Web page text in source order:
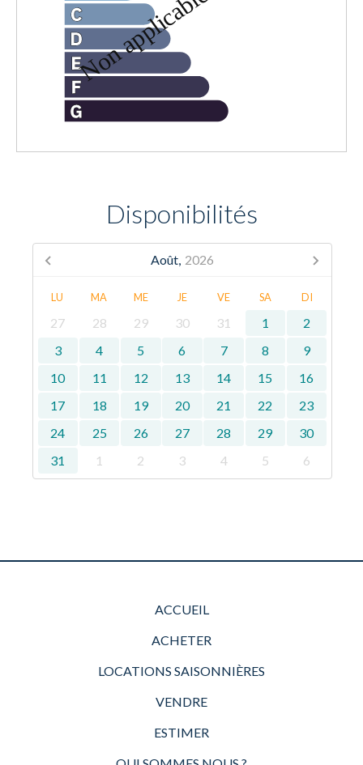
Disponibilités
Août, 2026
LU MA ME JE VE SA DI
27 28 29 30 31 1
2
3
4 5 6 7 8
9
10
11 12 13 14 15
16
17
18 19 20 21 22
23
24
25 26 27 28 29
30
31
1 2 3 4 5 6
ACCUEIL
ACHETER
LOCATIONS SAISONNIÈRES
VENDRE
ESTIMER